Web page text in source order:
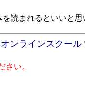
読まれるといいと思
ンラインスクール
さい。